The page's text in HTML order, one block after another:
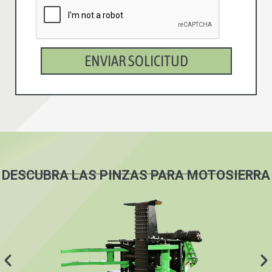
ENVIAR SOLICITUD
DESCUBRA LAS PINZAS PARA MOTOSIERRA